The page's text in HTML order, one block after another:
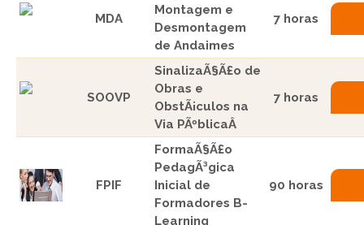
MDA
Montagem e
Desmontagem
de Andaimes
7 horas
SOOVP
SinalizaÃ§Ã£o de
Obras e
ObstÃ¡culos na
Via PÃºblicaÂ
7 horas
FPIF
FormaÃ§Ã£o
PedagÃ³gica
Inicial de
Formadores B-
Learning
90 horas